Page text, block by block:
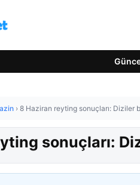
› 8 Haziran reyting sonuçları: Diziler
sonuçları: